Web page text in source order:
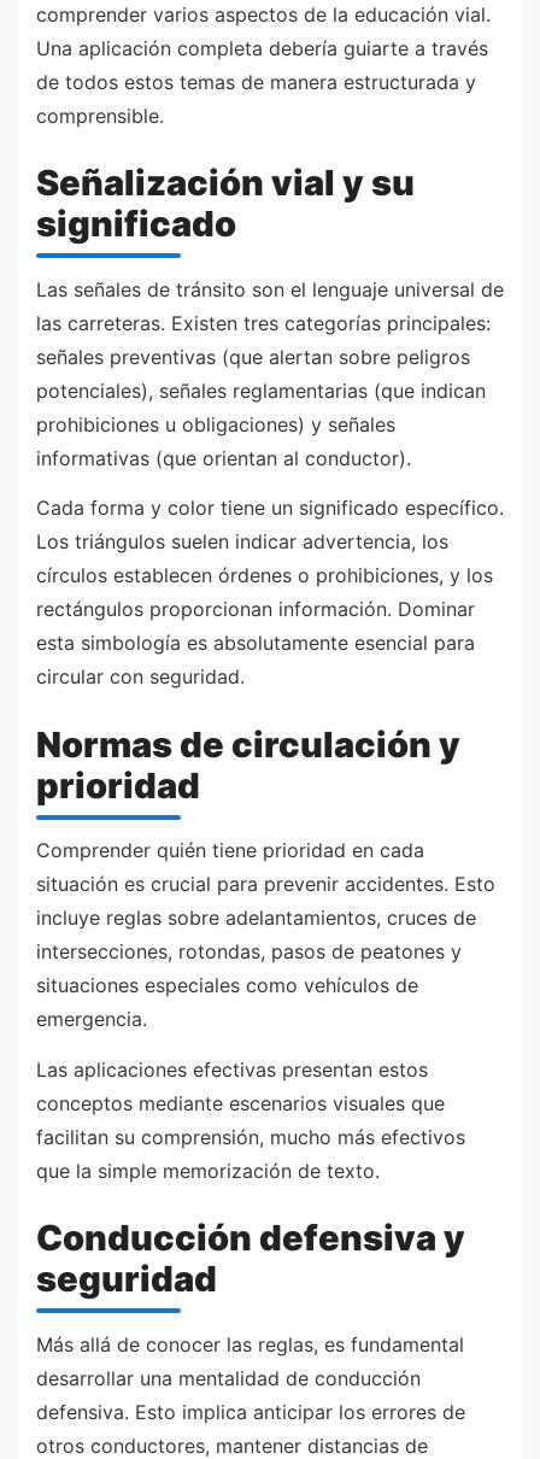
comprender varios aspectos de la educación vial.
Una aplicación completa debería guiarte a través
de todos estos temas de manera estructurada y
comprensible.
Señalización vial y su
significado
Las señales de tránsito son el lenguaje universal de
las carreteras. Existen tres categorías principales:
señales preventivas (que alertan sobre peligros
potenciales), señales reglamentarias (que indican
prohibiciones u obligaciones) y señales
informativas (que orientan al conductor).
Cada forma y color tiene un significado específico.
Los triángulos suelen indicar advertencia, los
círculos establecen órdenes o prohibiciones, y los
rectángulos proporcionan información. Dominar
esta simbología es absolutamente esencial para
circular con seguridad.
Normas de circulación y
prioridad
Comprender quién tiene prioridad en cada
situación es crucial para prevenir accidentes. Esto
incluye reglas sobre adelantamientos, cruces de
intersecciones, rotondas, pasos de peatones y
situaciones especiales como vehículos de
emergencia.
Las aplicaciones efectivas presentan estos
conceptos mediante escenarios visuales que
facilitan su comprensión, mucho más efectivos
que la simple memorización de texto.
Conducción defensiva y
seguridad
Más allá de conocer las reglas, es fundamental
desarrollar una mentalidad de conducción
defensiva. Esto implica anticipar los errores de
otros conductores, mantener distancias de